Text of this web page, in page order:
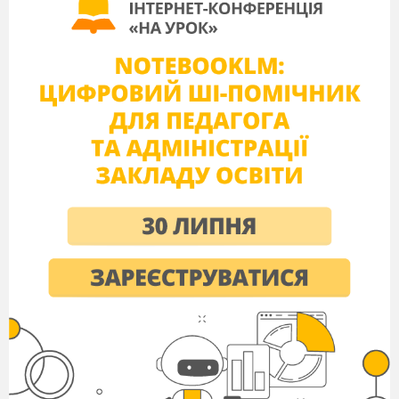
Б’ють мене ціпами, ріжуть мене ножами,
За те мене отак гублять,
Круглий, мов сонечко, щедрий, мов
літечко, на черінь просунеться, стоїть –
красується. З печі – на блюдо, їжте мене,
люди, на здоров`ячко. (Коровай)
Вихователь: Сьогодні ми зібрались тут, щоб
вшанувати його величність – хліб. Серед
домашніх оберегів найпочесніше місце посідав
хліб. Наша паляниця має круглу форму —
символ життєдайного Сонця. Україну - з
давніх-давен називали хлібним краєм, бо люди,
що жили тут - хлібороби, були великими
працелюбами, вміли гарно обробляти землю і
вирощували на ній хороші врожаї. Хліб у
кожній родині - найперший годувальник. Без
перебільшення можна сказати: без хліба немає
життя. Недарма у слів «жито» і «життя» один
корінь .